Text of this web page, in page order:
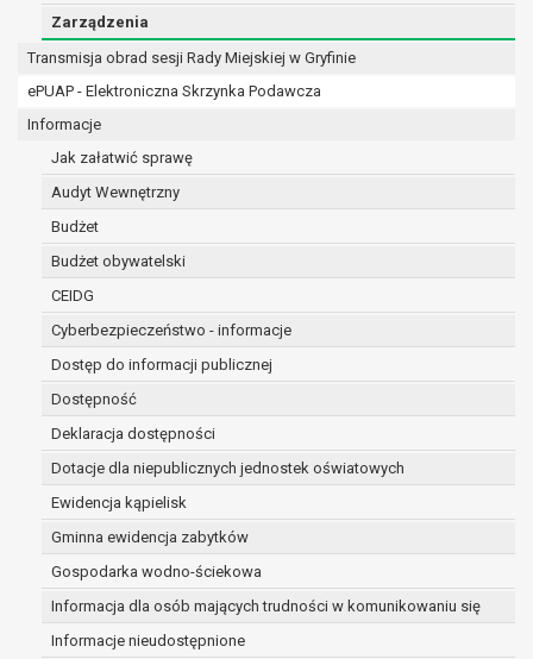
Zarządzenia
Transmisja obrad sesji Rady Miejskiej w Gryfinie
ePUAP - Elektroniczna Skrzynka Podawcza
Informacje
Jak załatwić sprawę
Audyt Wewnętrzny
Budżet
Budżet obywatelski
CEIDG
Cyberbezpieczeństwo - informacje
Dostęp do informacji publicznej
Dostępność
Deklaracja dostępności
Dotacje dla niepublicznych jednostek oświatowych
Ewidencja kąpielisk
Gminna ewidencja zabytków
Gospodarka wodno-ściekowa
Informacja dla osób mających trudności w komunikowaniu się
Informacje nieudostępnione
W związku z przetwarzaniem przez administratora
Pani/Panu:
prawo dostępu do treści danych oraz
RODO;
dane są nieprawidłowe lub niekompletne;
prawo do żądania usunięcia danych osobowych
przetwarzane,
osobowych,
osoba, której dane dotyczą wycofała zgodę
osobowych, która jest podstawą
dane osobowe przetwarzane są niezgodnie
dane osobowe muszą być usunięte w celu
wynikającego z przepisów prawa;
prawo do żądania ograniczenia przetwarzania
RODO, w przypadku gdy:
osoba, której dane dotyczą kwestionuje
okres pozwalający administratorowi
przetwarzanie danych jest niezgodne z
sprzeciwia się usunięciu danych, żądając w